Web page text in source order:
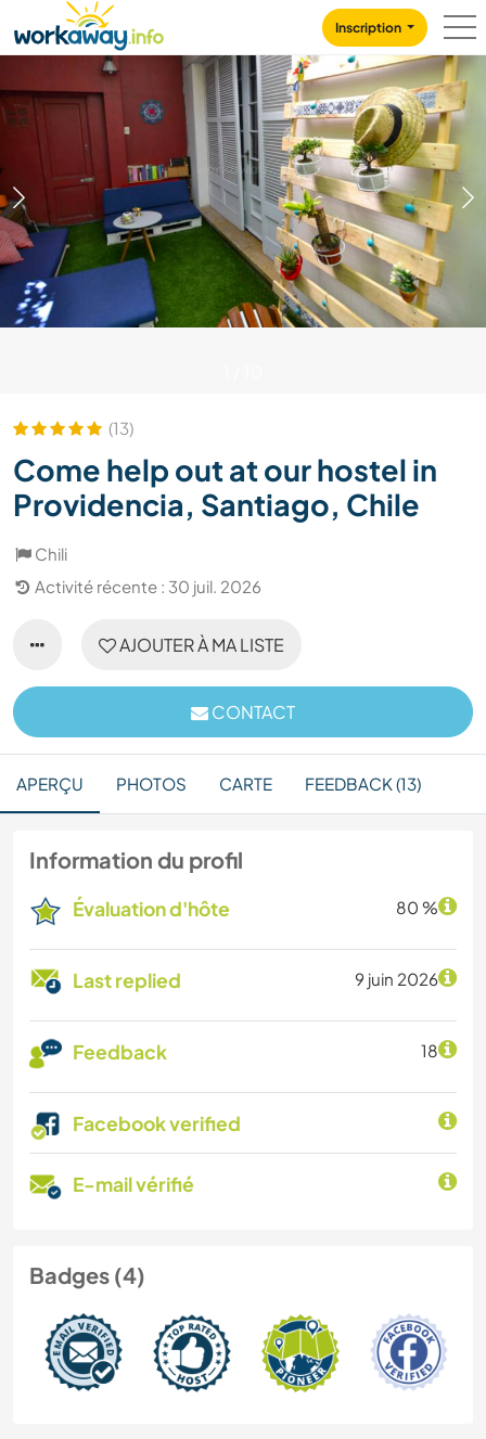
CONTENT
MAIN NAVIGATION
Inscription
(13)
Come help out at our hostel in
Providencia, Santiago, Chile
Chili
Activité récente : 30 juil. 2026
AJOUTER À MA LISTE
CONTACT
APERÇU PHOTOS CARTE FEEDBACK (13)
Information du profil
Évaluation d'hôte 80 %
Last replied 9 juin 2026
Feedback 18
Facebook verified
E-mail vérifié
Badges (4)